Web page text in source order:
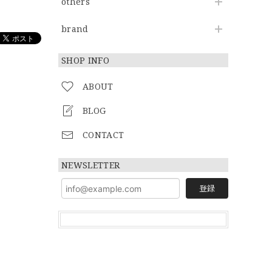
brand
SHOP INFO
ABOUT
BLOG
CONTACT
NEWSLETTER
登録